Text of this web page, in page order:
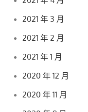
2021 年 3 月
2021 年 2 月
2021 年 1 月
2020 年 12 月
2020 年 11 月